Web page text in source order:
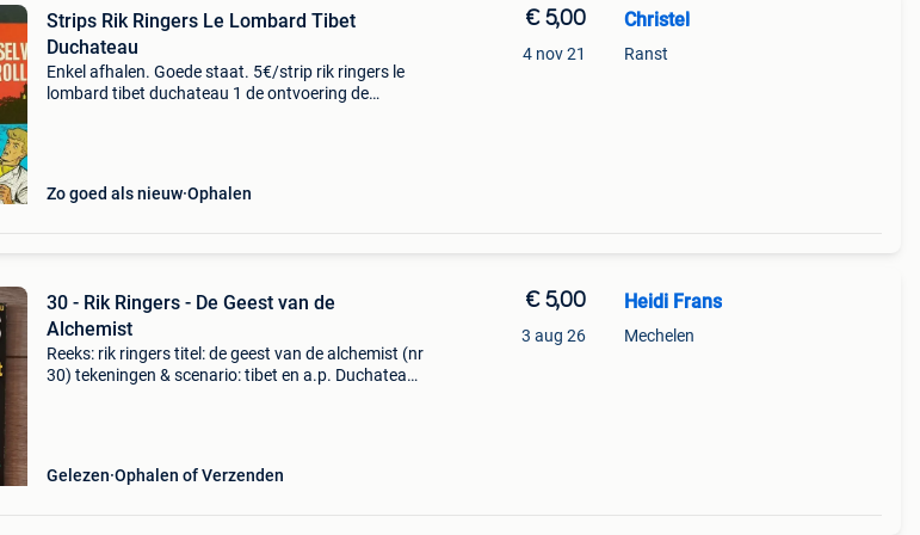
Strips Rik Ringers Le Lombard Tibet
Duchateau
Enkel afhalen. Goede staat. 5€/strip rik ringers le
lombard tibet duchateau 1 de ontvoering de
Zo goed als nieuw Ophalen
€ 5,00
4 nov 21
Christel
Ranst
30 - Rik Ringers - De Geest van de
Alchemist
Reeks: rik ringers titel: de geest van de alchemist (nr
30) tekeningen & scenario: tibet en a.p. Duchateau
Gelezen Ophalen of Verzenden
€ 5,00
3 aug 26
Heidi Frans
Mechelen